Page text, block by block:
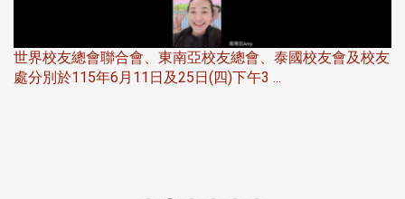
世界校友總會聯合會、東南亞校友總會、泰國校友會及校友
處分別於115年6月11日及25日(四)下午3 ...